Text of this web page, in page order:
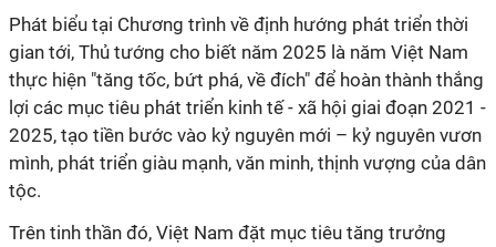
Phát biểu tại Chương trình về định hướng phát triển thời
gian tới, Thủ tướng cho biết năm 2025 là năm Việt Nam
thực hiện "tăng tốc, bứt phá, về đích" để hoàn thành thắng
lợi các mục tiêu phát triển kinh tế - xã hội giai đoạn 2021 -
2025, tạo tiền bước vào kỷ nguyên mới – kỷ nguyên vươn
mình, phát triển giàu mạnh, văn minh, thịnh vượng của dân
tộc.
Trên tinh thần đó, Việt Nam đặt mục tiêu tăng trưởng